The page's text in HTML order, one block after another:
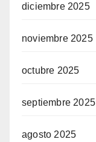
diciembre 2025
noviembre 2025
octubre 2025
septiembre 2025
agosto 2025